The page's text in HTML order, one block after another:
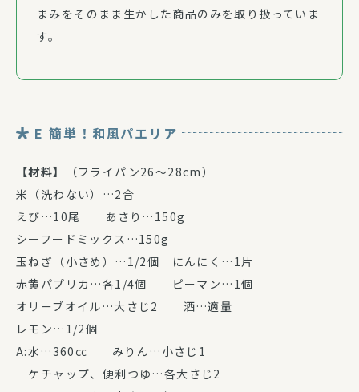
まみをそのまま生かした商品のみを取り扱っていま
す。
E 簡単！和風パエリア
【材料】
（フライパン26～28cm）
米（洗わない）…2合
えび…10尾 あさり…150g
シーフードミックス…150g
玉ねぎ（小さめ）…1/2個 にんにく…1片
赤黄パプリカ…各1/4個 ピーマン…1個
オリーブオイル…大さじ2 酒…適量
レモン…1/2個
A:水…360㏄ みりん…小さじ1
ケチャップ、便利つゆ…各大さじ2